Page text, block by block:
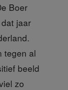
Boer
jaar
tegen al
beeld
zo